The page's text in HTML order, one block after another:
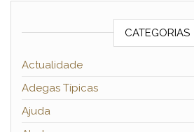
CATEGORIAS
Actualidade
Adegas Típicas
Ajuda